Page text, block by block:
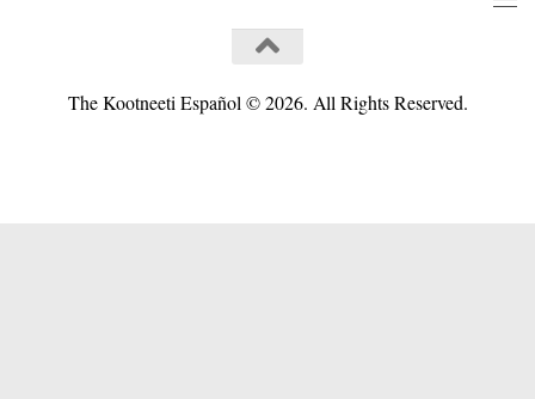
The Kootneeti Español © 2026. All Rights Reserved.